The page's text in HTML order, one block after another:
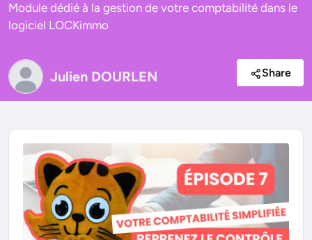
Module dédié à la gestion de votre comptabilité dans le
logiciel LOCKimmo
Julien DOURLEN Share